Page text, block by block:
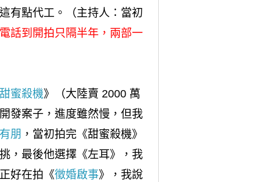
有點代工。（主持人：當初
話到開拍只隔半年，兩部一
甜蜜殺機》（大陸賣 2000 萬
發案子，進度雖然慢，但我
朋 ，當初拍完《甜蜜殺機》
，最後他選擇《左耳》，我
好在拍《徵婚啟事》，我說